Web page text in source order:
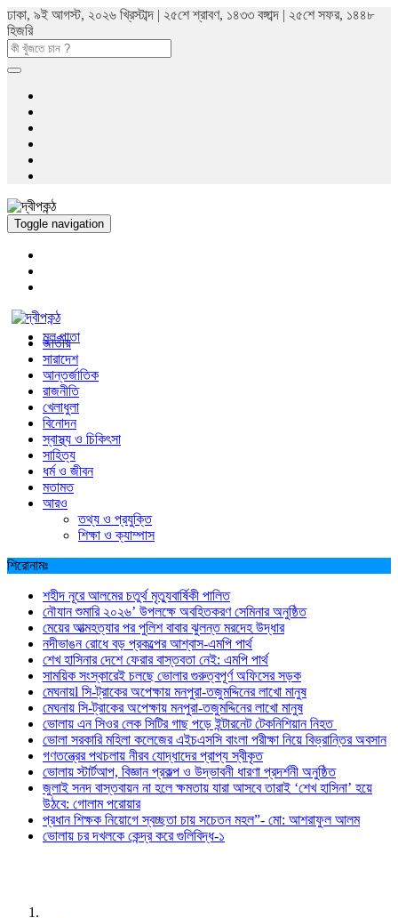
ঢাকা, ৯ই আগস্ট, ২০২৬ খ্রিস্টাব্দ | ২৫শে শ্রাবণ, ১৪৩৩ বঙ্গাব্দ | ২৫শে সফর, ১৪৪৮
হিজরি
Toggle navigation
মুল পাতা
জাতীয়
সারাদেশ
আন্তর্জাতিক
রাজনীতি
খেলাধুলা
বিনোদন
স্বাস্থ্য ও চিকিৎসা
সাহিত্য
ধর্ম ও জীবন
মতামত
আরও
তথ্য ও প্রযুক্তি
শিক্ষা ও ক্যাম্পাস
শিরোনামঃ
শহীদ নূরে আলমের চতুর্থ মৃত্যুবার্ষিকী পালিত
নৌযান শুমারি ২০২৬’ উপলক্ষে অবহিতকরণ সেমিনার অনুষ্ঠিত
মেয়ের আত্মহত্যার পর পুলিশ বাবার ঝুলন্ত মরদেহ উদ্ধার
নদীভাঙন রোধে বড় প্রকল্পের আশ্বাস-এমপি পার্থ
শেখ হাসিনার দেশে ফেরার বাস্তবতা নেই: এমপি পার্থ
সাময়িক সংস্কারেই চলছে ভোলার গুরুত্বপূর্ণ অফিসের সড়ক
মেঘনায়l সি-ট্রাকের অপেক্ষায় মনপুরা-তজুমদ্দিনের লাখো মানুষ
মেঘনায় সি-ট্রাকের অপেক্ষায় মনপুরা-তজুমদ্দিনের লাখো মানুষ
ভোলায় এন সিওর লেক সিটির গাছ পড়ে ইন্টারনেট টেকনিশিয়ান নিহত
ভোলা সরকারি মহিলা কলেজের এইচএসসি বাংলা পরীক্ষা নিয়ে বিভ্রান্তির অবসান
গণতন্ত্রের পথচলায় নীরব যোদ্ধাদের প্রাপ্য স্বীকৃত
ভোলায় স্টার্টআপ, বিজ্ঞান প্রকল্প ও উদ্ভাবনী ধারণা প্রদর্শনী অনুষ্ঠিত
জুলাই সনদ বাস্তবায়ন না হলে ক্ষমতায় যারা আসবে তারাই ‘শেখ হাসিনা’ হয়ে
উঠবে: গোলাম পরোয়ার
প্রধান শিক্ষক নিয়োগে স্বচ্ছতা চায় সচেতন মহল”- মো: আশরাফুল আলম
ভোলায় চর দখলকে কেন্দ্র করে গুলিবিদ্ধ-১